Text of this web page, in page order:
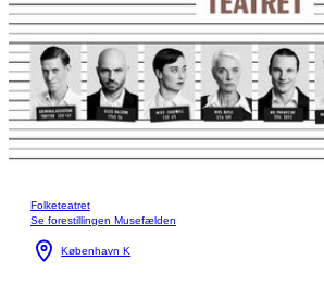
Folketeatret
Se forestillingen Musefælden
København K